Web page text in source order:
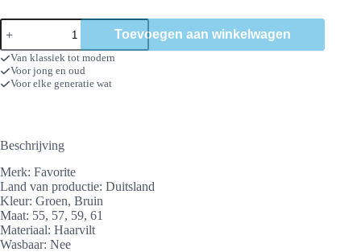
Pillboxje
Fleur
aantal
Toevoegen aan winkelwagen
Van klassiek tot modern
Voor jong en oud
Voor elke generatie wat
Beschrijving
Merk: Favorite
Land van productie: Duitsland
Kleur: Groen, Bruin
Maat: 55, 57, 59, 61
Materiaal: Haarvilt
Wasbaar: Nee